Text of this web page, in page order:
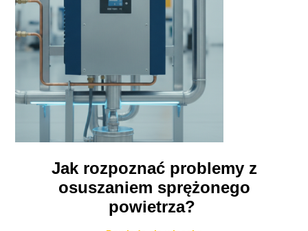
Jak rozpoznać problemy z
osuszaniem sprężonego
powietrza?